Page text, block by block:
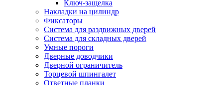
Ключ-защелка
Накладки на цилиндр
Фиксаторы
Система для раздвижных дверей
Система для складных дверей
Умные пороги
Дверные доводчики
Дверной ограничитель
Торцевой шпингалет
Ответные планки